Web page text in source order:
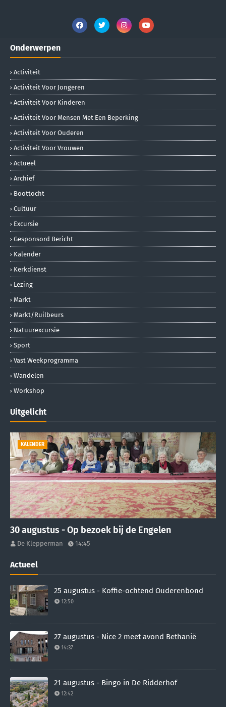
Onderwerpen
Activiteit
Activiteit Voor Jongeren
Activiteit Voor Kinderen
Activiteit Voor Mensen Met Een Beperking
Activiteit Voor Ouderen
Activiteit Voor Vrouwen
Actueel
Archief
Boottocht
Cultuur
Excursie
Gesponsord Bericht
Kalender
Kerkdienst
Lezing
Markt
Markt/ruilbeurs
Natuurexcursie
Sport
Vast Weekprogramma
Wandelen
Workshop
Uitgelicht
KALENDER
30 augustus - Op bezoek bij de Engelen
De Klepperman 14:45
Actueel
25 augustus - Koffie-ochtend Ouderenbond
12:50
27 augustus - Nice 2 meet avond Bethanië
14:37
21 augustus - Bingo in De Ridderhof
12:42